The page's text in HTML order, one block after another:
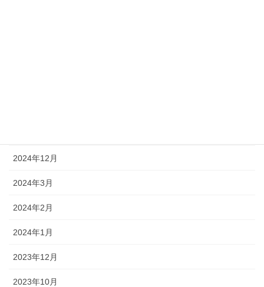
2024年12月
2024年3月
2024年2月
2024年1月
2023年12月
2023年10月